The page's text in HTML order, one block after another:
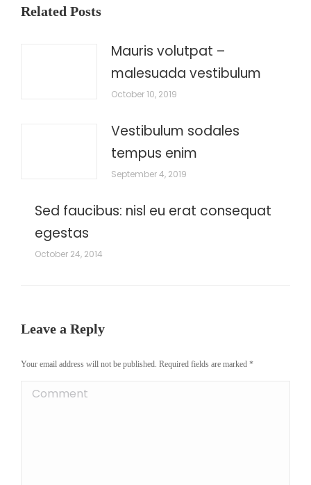
Related Posts
Mauris volutpat –
malesuada vestibulum
October 10, 2019
Vestibulum sodales
tempus enim
September 4, 2019
Sed faucibus: nisl eu erat consequat
egestas
October 24, 2014
Leave a Reply
Your email address will not be published. Required fields are marked *
Comment